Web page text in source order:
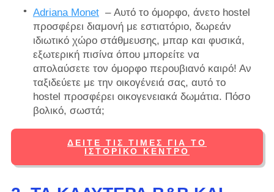
Adriana Monet– Αυτό το όμορφο, άνετο hostel
προσφέρει διαμονή με εστιατόριο, δωρεάν
ιδιωτικό χώρο στάθμευσης, μπαρ και φυσικά,
εξωτερική πισίνα όπου μπορείτε να
απολαύσετε τον όμορφο περουβιανό καιρό! Αν
ταξιδεύετε με την οικογένειά σας, αυτό το
hostel προσφέρει οικογενειακά δωμάτια. Πόσο
βολικό, σωστά;
ΔΕΊΤΕ ΤΙΣ ΤΙΜΈΣ ΓΙΑ ΤΟ
ΙΣΤΟΡΙΚΌ ΚΈΝΤΡΟ